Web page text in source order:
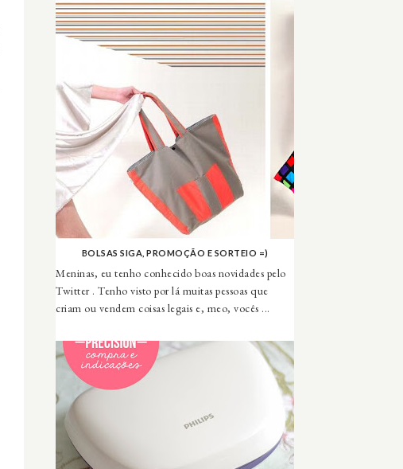
BOLSAS SIGA, PROMOÇÃO E SORTEIO =)
Meninas, eu tenho conhecido boas novidades pelo
Twitter . Tenho visto por lá muitas pessoas que
criam ou vendem coisas legais e, meo, vocês ...